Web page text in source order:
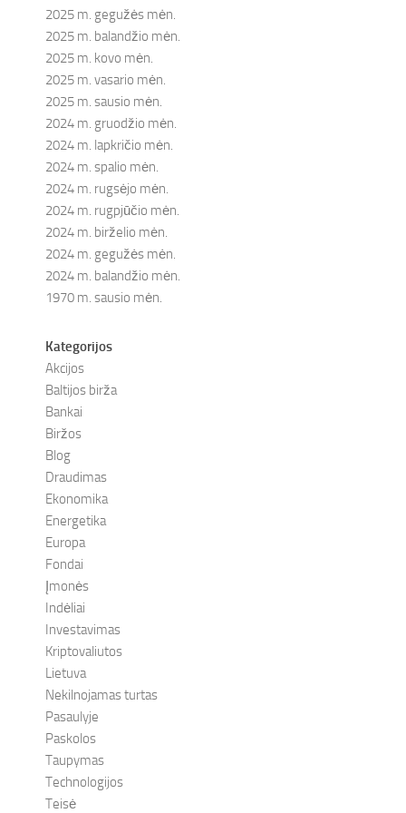
2025 m. gegužės mėn.
2025 m. balandžio mėn.
2025 m. kovo mėn.
2025 m. vasario mėn.
2025 m. sausio mėn.
2024 m. gruodžio mėn.
2024 m. lapkričio mėn.
2024 m. spalio mėn.
2024 m. rugsėjo mėn.
2024 m. rugpjūčio mėn.
2024 m. birželio mėn.
2024 m. gegužės mėn.
2024 m. balandžio mėn.
1970 m. sausio mėn.
Kategorijos
Akcijos
Baltijos birža
Bankai
Biržos
Blog
Draudimas
Ekonomika
Energetika
Europa
Fondai
Įmonės
Indėliai
Investavimas
Kriptovaliutos
Lietuva
Nekilnojamas turtas
Pasaulyje
Paskolos
Taupymas
Technologijos
Teisė